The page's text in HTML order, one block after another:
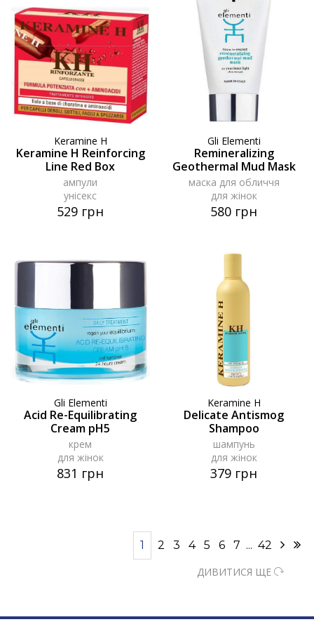
Keramine H
Keramine H Reinforcing
Line Red Box
ампули
унісекс
529 грн
Gli Elementi
Remineralizing
Geothermal Mud Mask
маска для обличчя
для жінок
580 грн
Gli Elementi
Acid Re-Equilibrating
Cream pH5
крем
для жінок
831 грн
Keramine H
Delicate Antismog
Shampoo
шампунь
для жінок
379 грн
1 2 3 4 5 6 7 ... 42
ДИВИТИСЯ ЩЕ